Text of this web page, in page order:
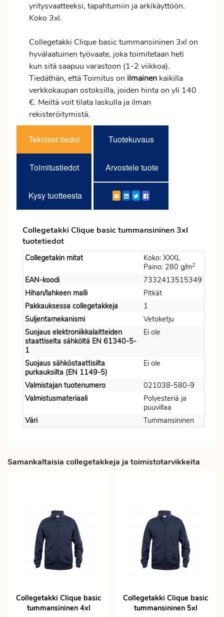
yritysvaatteeksi, tapahtumiin ja arkikäyttöön.
Koko 3xl.
Collegetakki Clique basic tummansininen 3xl on
hyvälaatuinen työvaate, joka toimitetaan heti
kun sitä saapuu varastoon (1-2 viikkoa).
Tiedäthän, että Toimitus on ilmainen kaikilla
verkkokaupan ostoksilla, joiden hinta on yli 140
€. Meiltä voit tilata laskulla ja ilman
rekisteröitymistä.
Tekniset tiedot Tuotekuvaus
Toimitustiedot Arvostele tuote
Kysy tuotteesta
Collegetakki Clique basic tummansininen 3xl
tuotetiedot
Collegetakin mitat
Koko: XXXL
Paino: 280 g/m2
EAN-koodi
7332413515349
Hihan/lahkeen malli
Pitkät
Pakkauksessa collegetakkeja
1
Suljentamekanismi
Vetoketju
Suojaus elektroniikkalaitteiden
staattiselta sähköltä EN 61340-5-
1
Ei ole
Suojaus sähköstaattisilta
purkauksilta (EN 1149-5)
Ei ole
Valmistajan tuotenumero
021038-580-9
Valmistusmateriaali
Polyesteriä ja
puuvillaa
Väri
Tummansininen
Samankaltaisia collegetakkeja ja toimistotarvikkeita
Collegetakki Clique basic
tummansininen 4xl
Collegetakki Clique basic
tummansininen 5xl